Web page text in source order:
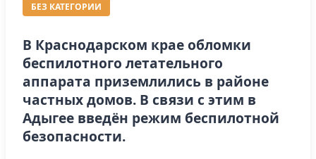
БЕЗ КАТЕГОРИИ
В Краснодарском крае обломки
беспилотного летательного
аппарата приземлились в районе
частных домов. В связи с этим в
Адыгее введён режим беспилотной
безопасности.